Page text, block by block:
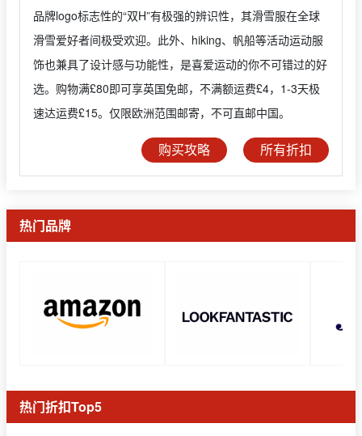
品牌logo标志性的“双H”有极强的辨识性，其滑雪服在全球
滑雪爱好者间极受欢迎。此外、hiking、帆船等活动运动服
饰也兼具了设计感与功能性，是喜爱运动的你不可错过的好
选。购物满£80即可享英国免邮，不满额运费£4，1-3天极
速达运费£15。仅限欧洲范围邮寄，不可直邮中国。
购买攻略 所有折扣
热门品牌
热门折扣Top5